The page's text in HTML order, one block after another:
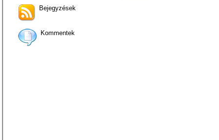
Bejegyzések
Kommentek